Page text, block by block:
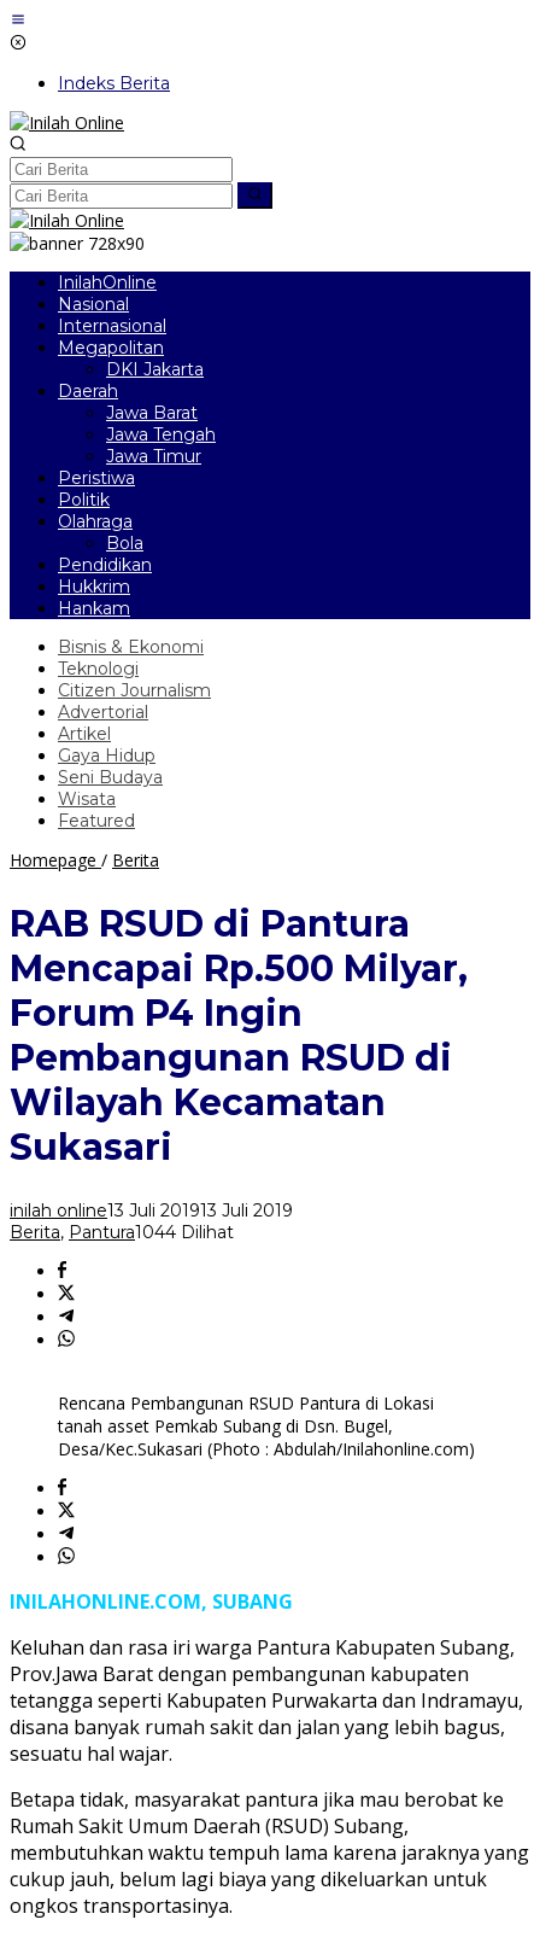
Lewati
ke
Indeks Berita
InilahOnline
Nasional
Internasional
Megapolitan
DKI Jakarta
Daerah
Jawa Barat
Jawa Tengah
Jawa Timur
Peristiwa
Politik
Olahraga
Bola
Pendidikan
Hukkrim
Hankam
Bisnis & Ekonomi
Teknologi
Citizen Journalism
Advertorial
Artikel
Gaya Hidup
Seni Budaya
Wisata
Featured
Homepage / Berita
di
Pantura
Mencapai
Rp.500
Milyar,
Forum
Ingin
Pembangunan
RSUD
di
Wilayah
Sukasari
RAB RSUD di Pantura
Mencapai Rp.500 Milyar,
Forum P4 Ingin
Pembangunan RSUD di
Wilayah Kecamatan
Sukasari
inilah online13 Juli 201913 Juli 2019
Berita, Pantura1044 Dilihat
Rencana Pembangunan RSUD Pantura di Lokasi
tanah asset Pemkab Subang di Dsn. Bugel,
Desa/Kec.Sukasari (Photo : Abdulah/Inilahonline.com)
INILAHONLINE.COM, SUBANG
Keluhan dan rasa iri warga Pantura Kabupaten Subang,
Prov.Jawa Barat dengan pembangunan kabupaten
tetangga seperti Kabupaten Purwakarta dan Indramayu,
disana banyak rumah sakit dan jalan yang lebih bagus,
sesuatu hal wajar.
Betapa tidak, masyarakat pantura jika mau berobat ke
Rumah Sakit Umum Daerah (RSUD) Subang,
membutuhkan waktu tempuh lama karena jaraknya yang
cukup jauh, belum lagi biaya yang dikeluarkan untuk
ongkos transportasinya.